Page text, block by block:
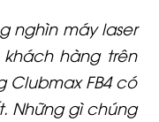
nghìn máy laser
hàng trên
Clubmax FB4 có
Những gì chúng